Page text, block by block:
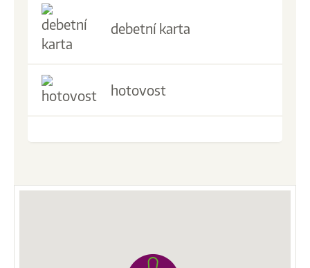
debetní karta
hotovost